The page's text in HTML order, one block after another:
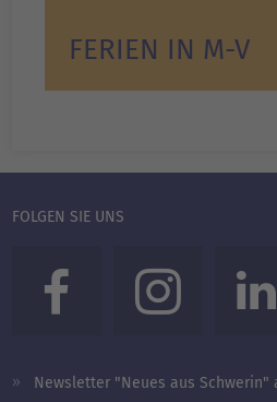
FERIEN IN M-V
FOLGEN SIE UNS
Newsletter "Neues aus Schwerin"